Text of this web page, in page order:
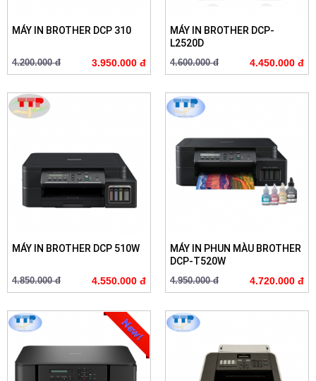
MÁY IN BROTHER DCP 310
4.200.000 đ 3.950.000 đ
MÁY IN BROTHER DCP-
L2520D
4.600.000 đ 4.450.000 đ
MÁY IN BROTHER DCP 510W
4.850.000 đ 4.550.000 đ
MÁY IN PHUN MÀU BROTHER
DCP-T520W
4.950.000 đ 4.720.000 đ